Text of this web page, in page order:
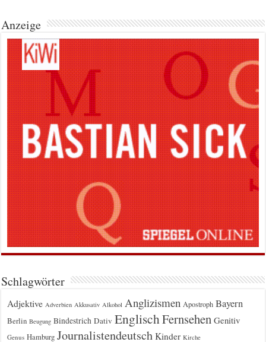
Anzeige
Schlagwörter
Adjektive Adverbien Akkusativ Alkohol Anglizismen Apostroph Bayern
Berlin Beugung Bindestrich Dativ EnglischFernsehen Genitiv
Genus Hamburg Journalistendeutsch Kinder Kirche